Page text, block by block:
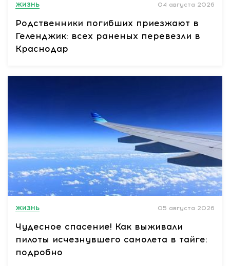
ЖИЗНЬ 04 августа 2026
Родственники погибших приезжают в
Геленджик: всех раненых перевезли в
Краснодар
ЖИЗНЬ 05 августа 2026
Чудесное спасение! Как выживали
пилоты исчезнувшего самолета в тайге:
подробно